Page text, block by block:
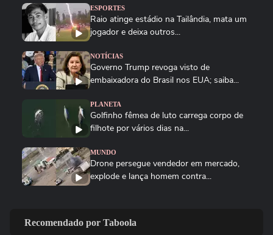
ESPORTES
Raio atinge estádio na Tailândia, mata um
jogador e deixa outros...
NOTÍCIAS
Governo Trump revoga visto de
embaixadora do Brasil nos EUA; saiba...
PLANETA
Golfinho fêmea de luto carrega corpo de
filhote por vários dias na...
MUNDO
Drone persegue vendedor em mercado,
explode e lança homem contra...
sobre proposta da Fifa...
Recomendado por Taboola